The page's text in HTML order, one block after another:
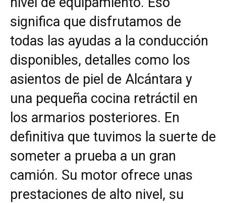
significa que disfrutamos de
todas las ayudas a la conducción
disponibles, detalles como los
asientos de piel de Alcántara y
una pequeña cocina retráctil en
los armarios posteriores. En
definitiva que tuvimos la suerte de
someter a prueba a un gran
camión. Su motor ofrece unas
prestaciones de alto nivel, su